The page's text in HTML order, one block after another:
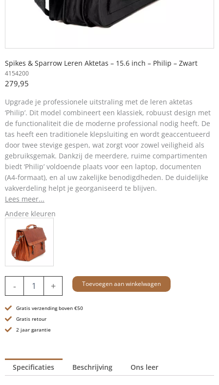
Spikes & Sparrow Leren Aktetas – 15.6 inch – Philip – Zwart
4154200
279,95
Upgrade je professionele uitstraling met de leren aktetas
‘Philip’. Dit model combineert een klassiek, robuust design met
de functionaliteit die de moderne professional nodig heeft. De
tas heeft een traditionele klepsluiting en wordt geaccentueerd
door twee stevige gespen, wat zorgt voor zowel veiligheid als
gebruiksgemak. Dankzij de meerdere, ruime compartimenten
biedt ‘Philip’ voldoende plaats voor een laptop, documenten
(A4-formaat), en al uw zakelijke benodigdheden. De duidelijke
vakverdeling helpt je georganiseerd te blijven.
Lees meer...
Andere kleuren
-
Aktetas
15.6
inch
-
Zwart
aantal
+ Toevoegen aan winkelwagen
Gratis verzending boven €50
Gratis retour
2 jaar garantie
Specificaties Beschrijving Ons leer